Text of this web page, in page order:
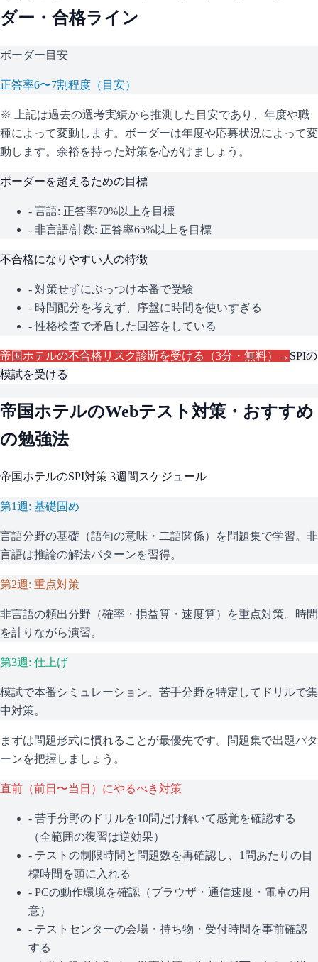
ダー・合格ライン
ボーダー目安
正答率6〜7割程度（目安）
※ 上記は過去の選考実績から推測した目安であり、年度や職
種によって変動します。 ボーダーは年度や応募状況によって変
動します。余裕を持った対策を心がけましょう。
ボーダーを超えるための目標
- 言語: 正答率70%以上を目標
- 非言語/計数: 正答率65%以上を目標
不合格になりやすい人の特徴
- 対策せずにぶっつけ本番で受験
- 時間配分を考えず、序盤に時間を使いすぎる
- 性格検査で矛盾した回答をしている
帝国ホテルの不合格リスク診断を受ける（3分・無料）→ SPIの
模試を受ける
帝国ホテルのWebテスト対策・おすすめ
の勉強法
帝国ホテルのSPI対策 3週間スケジュール
第1週: 基礎固め
言語分野の基礎（語句の意味・二語関係）を問題集で学習。非
言語は推論の解法パターンを習得。
第2週: 重点対策
非言語の頻出分野（確率・損益算・速度算）を重点対策。時間
を計りながら演習。
第3週: 仕上げ
模試で本番シミュレーション。苦手分野を特定してドリルで集
中対策。
まずは問題形式に慣れることが最優先です。問題集で出題パタ
ーンを把握しましょう。
直前（前日〜当日）にやるべき対策
- 苦手分野のドリルを10問だけ解いて感覚を確認する
（全範囲の復習は逆効果）
- テストの制限時間と問題数を再確認し、1問あたりの目
標時間を頭に入れる
- PCの動作環境を確認（ブラウザ・通信速度・電卓の用
意）
- テストセンターの会場・持ち物・受付時間を事前確認
する